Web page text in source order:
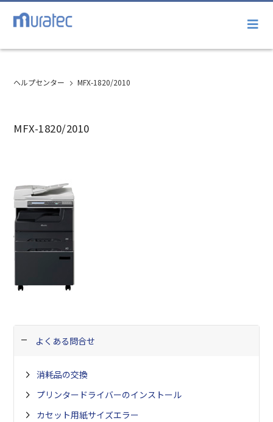
ヘルプセンター MFX-1820/2010
MFX-1820/2010
よくある問合せ
消耗品の交換
プリンタードライバーのインストール
カセット用紙サイズエラー